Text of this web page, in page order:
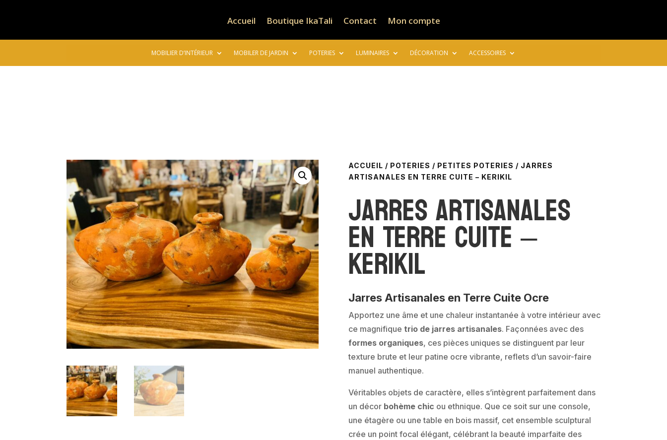
Accueil Boutique IkaTali Contact Mon compte
MOBILIER D’INTÉRIEUR MOBILER DE JARDIN POTERIES LUMINAIRES DÉCORATION ACCESSOIRES
ACCUEIL / POTERIES / PETITES POTERIES / JARRES
ARTISANALES EN TERRE CUITE – KERIKIL
Jarres Artisanales
en Terre Cuite –
Kerikil
Jarres Artisanales en Terre Cuite Ocre
Apportez une âme et une chaleur instantanée à votre intérieur avec
ce magnifique trio de jarres artisanales. Façonnées avec des
formes organiques, ces pièces uniques se distinguent par leur
texture brute et leur patine ocre vibrante, reflets d’un savoir-faire
manuel authentique.
Véritables objets de caractère, elles s’intègrent parfaitement dans
un décor bohème chic ou ethnique. Que ce soit sur une console,
une étagère ou une table en bois massif, cet ensemble sculptural
crée un point focal élégant, célébrant la beauté imparfaite des